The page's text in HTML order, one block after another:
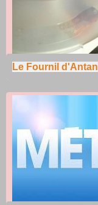
Le Fournil d'Antan